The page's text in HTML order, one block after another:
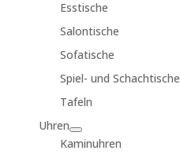
Esstische
Salontische
Sofatische
Spiel- und Schachtische
Tafeln
Uhren
Kaminuhren